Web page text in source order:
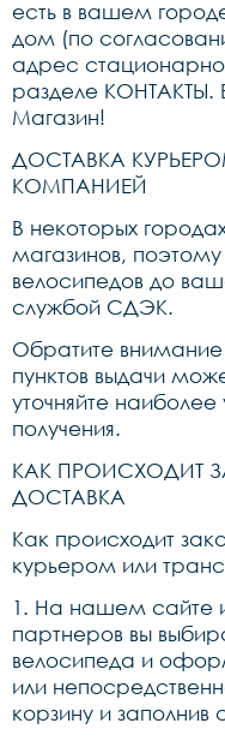
есть в вашем
дом (по
адрес
разделе КОНТАКТЫ.
Магазин!
ДОСТАВКА
КОМПАНИЕЙ
В некоторых
магазинов,
велосипедов до
службой СДЭК.
Обратите
пунктов выдачи
уточняйте
получения.
КАК ПРОИСХОДИТ
ДОСТАВКА
Как происходит
курьером или
1. На нашем сайте
партнеров вы
велосипеда и
или
корзину и